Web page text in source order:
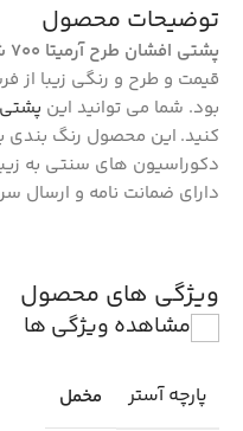
توضیحات محصول
پشتی افشان طرح آرمیتا 700 شانه کد 46F7101632
قیمت و طرح و رنگی زیبا از
بود. شما می توانید این
کنید. این محصول رنگ بندی
دکوراسیون های سنتی به
دارای ضمانت نامه و ارسال
ویژگی های محصول
مشاهده ویژگی ها
پارچه آستر مخمل